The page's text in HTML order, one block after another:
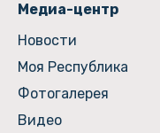
Медиа-центр
Новости
Моя Республика
Фотогалерея
Видео